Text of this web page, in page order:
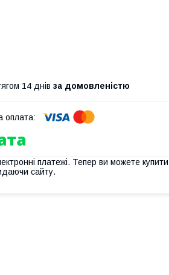
14 днів за домовленістю
платежі. Тепер ви можете купити
сайту.